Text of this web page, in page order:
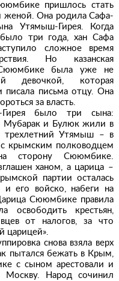
пришлось стать
женой. Она родила Сафа-
Утямыш-Гирея. Когда
три года, хан Сафа
сложное время
Но казанская
была уже не
девочкой, которая
писала письма отцу. Она
за власть.
было три сына:
Мубарак и Булюк жили в
трехлетний Утямыш – в
с крымским полководцем
сторону Сююмбике.
ханом, а царица –
партии осталась
его войско, набеги на
Сююмбике правила
освободить крестьян,
от налогов, за что
царицей».
снова взяла верх
пытался бежать в Крым,
с сыном арестовали и
Москву. Народ сочинил